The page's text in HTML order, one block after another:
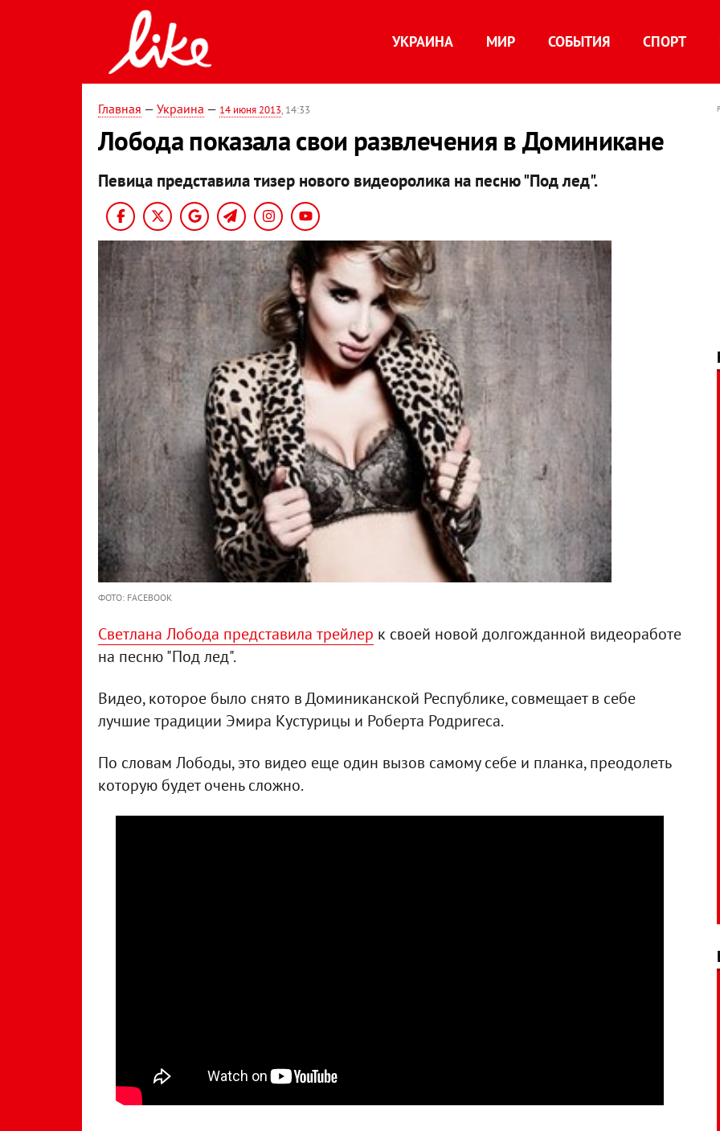
УКРАИНА МИР СОБЫТИЯ СПОРТ
Главная — Украина — 14 июня 2013, 14:33
Лобода показала свои развлечения в Доминикане
Певица представила тизер нового видеоролика на песню "Под лед".
ФОТО: FACEBOOK
Светлана Лобода представила трейлер к своей новой долгожданной видеоработе
на песню "Под лед".
Видео, которое было снято в Доминиканской Республике, совмещает в себе
лучшие традиции Эмира Кустурицы и Роберта Родригеса.
По словам Лободы, это видео еще один вызов самому себе и планка, преодолеть
которую будет очень сложно.